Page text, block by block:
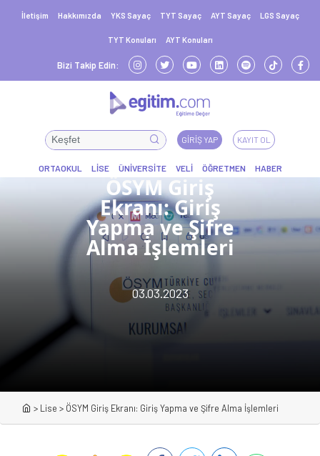
İletişim Hakkımızda YKS Sayaç TYT Sayaç AYT Sayaç LGS Sayaç
TYT Konuları AYT Konuları
Bizi Takip Edin:
GIRIŞ YAP KAYIT OL
ÖSYM Giriş
Ekranı: Giriş
Yapma ve Şifre
Alma İşlemleri
03.03.2023
> Lise > ÖSYM Giriş Ekranı: Giriş Yapma ve Şifre Alma İşlemleri